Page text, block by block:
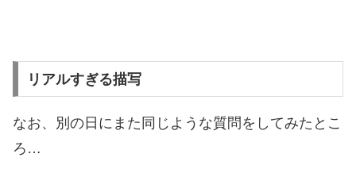
リアルすぎる描写
なお、別の日にまた同じような質問をしてみたとこ
ろ…